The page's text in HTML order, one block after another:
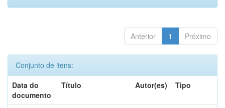
Anterior 1 Próximo
Conjunto de itens:
Data do
documento
Título Autor(es) Tipo